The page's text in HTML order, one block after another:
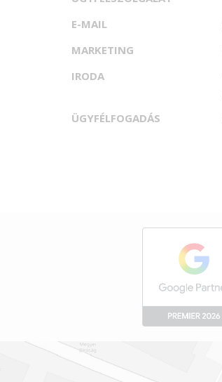
E-MAIL
MARKETING
IRODA
ÜGYFÉLFOGADÁS